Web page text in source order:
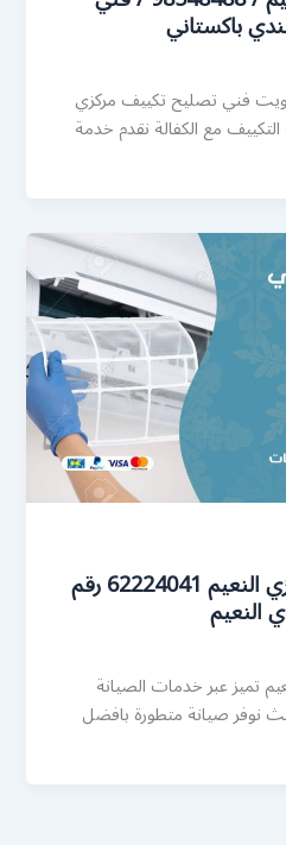
باكستاني
فني تصليح تكييف مركزي
مع الكفالة نقدم خدمة
فني صيانة تكييف مركزي النعيم 62224041 رقم
النعيم
تميز عبر خدمات الصيانة
نوفر صيانة متطورة بافضل